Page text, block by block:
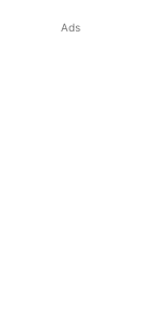
Ads